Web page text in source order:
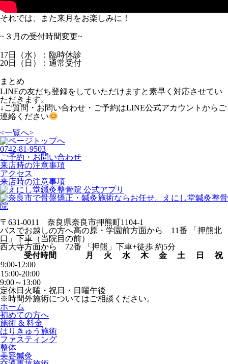
それでは、また来月をお楽しみに！
~３月の受付時間変更~
17日（水）：臨時休診
20日（日）：通常受付
まとめ
LINEの友だち登録をしていただけますと素早く対応させてい
ただきます。
↓ご質問・お問い合わせ・ご予約はLINE公式アカウントからご
連絡ください
<一覧へ>
0742-81-9503
ご予約・お問い合わせ
来店時の注意事項
アクセス
来店時の注意事項
〒631-0011 奈良県奈良市押熊町1104-1
バスでお越しの方へ高の原・学園前方面から 11番 「押熊北
口」下車（当院目の前）
西大寺方面から 72番 「押熊」下車+徒歩 約5分
受付時間
月 火 水 木 金 土 日
祝
9:00-12:00
15:00-20:00
9:00～13:00
定休日 火曜・祝日・日曜午後
※時間外施術についてはご相談ください。
ホーム
初めての方へ
施術 & 料金
はりきゅう施術
ファスティング
整体
美容鍼灸